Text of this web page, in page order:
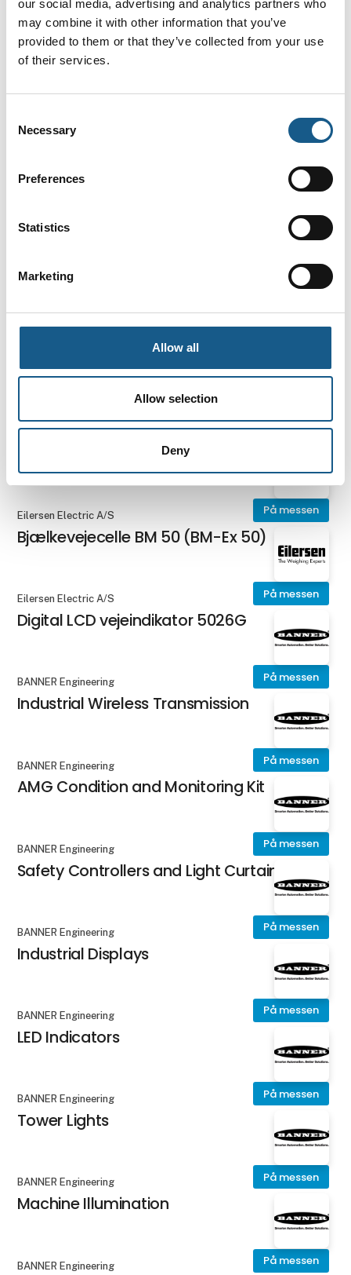
our social media, advertising and analytics partners who
may combine it with other information that you’ve
provided to them or that they’ve collected from your use
of their services.
Selection
Necessary
Preferences
Statistics
Marketing
Allow all
Allow selection
Deny
Druck PACE5000E/6000E serie
trykkontrollere
På messen
Ignition , Scada and IOT platform
Dobot Europe GmbH
DOBOT Nova Series
Collaborative Welding Solution
Dobot Europe GmbH
Automated Palletizing Solution
På messen
Eilersen Electric A/S
Bjælkevejecelle BM 50 (BM-Ex 50)
På messen
Eilersen Electric A/S
Digital LCD vejeindikator 5026G
På messen
BANNER Engineering
Industrial Wireless Transmission
På messen
BANNER Engineering
AMG Condition and Monitoring Kit
På messen
BANNER Engineering
Safety Controllers and Light Curtains
På messen
BANNER Engineering
Industrial Displays
På messen
BANNER Engineering
LED Indicators
På messen
BANNER Engineering
Tower Lights
På messen
BANNER Engineering
Machine Illumination
På messen
BANNER Engineering